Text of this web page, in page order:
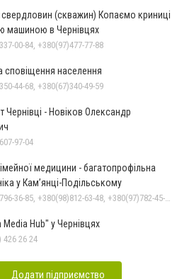
свердловин (скважин) Копаємо криниці
машиною в Чернівцях
00-84, +380(97)477-77-88
сповіщення населення
44-68, +380(67)340-49-59
Чернівці - Новіков Олександр
97-04
медицини - багатопрофільна
у Кам’янці-Подільському
Media Hub" у Чернівцях
426 26 24
Додати підприємство